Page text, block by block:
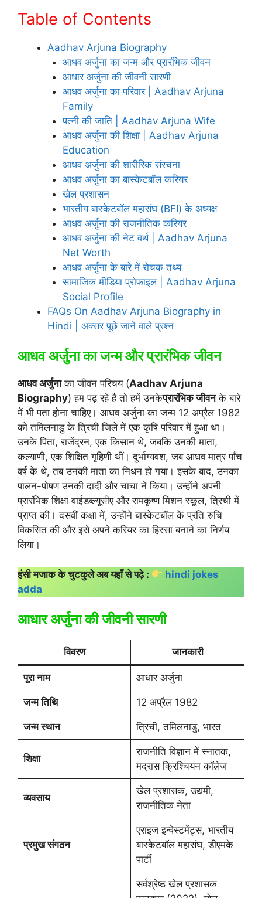
Table of Contents
Aadhav Arjuna Biography
आधव अर्जुना का जन्म और प्रारंभिक जीवन
आधार अर्जुना की जीवनी सारणी
आधव अर्जुना का परिवार | Aadhav Arjuna
Family
पत्नी की जाति | Aadhav Arjuna Wife
आधव अर्जुना की शिक्षा | Aadhav Arjuna
Education
आधव अर्जुना की शारीरिक संरचना
आधव अर्जुना का बास्केटबॉल करियर
खेल प्रशासन
भारतीय बास्केटबॉल महासंघ (BFI) के अध्यक्ष
आधव अर्जुना की राजनीतिक करियर
आधव अर्जुना की नेट वर्थ | Aadhav Arjuna
Net Worth
आधव अर्जुना के बारे में रोचक तथ्य
सामाजिक मीडिया प्रोफाइल | Aadhav Arjuna
Social Profile
FAQs On Aadhav Arjuna Biography in
Hindi | अक्सर पूछे जाने वाले प्रश्न
आधव अर्जुना का जन्म और प्रारंभिक जीवन
आधव अर्जुनाका जीवन परिचय (Aadhav Arjuna
Biography) हम पढ़ रहे है तो हमें उनकेप्रारंभिक जीवनके बारे
में भी पता होना चाहिए। आधव अर्जुना का जन्म 12 अप्रैल 1982
को तमिलनाडु के त्रिची जिले में एक कृषि परिवार में हुआ था।
उनके पिता, राजेंद्रन, एक किसान थे, जबकि उनकी माता,
कल्याणी, एक शिक्षित गृहिणी थीं। दुर्भाग्यवश, जब आधव मात्र पाँच
वर्ष के थे, तब उनकी माता का निधन हो गया। इसके बाद, उनका
पालन-पोषण उनकी दादी और चाचा ने किया। उन्होंने अपनी
प्रारंभिक शिक्षा वाईडब्ल्यूसीए और रामकृष्ण मिशन स्कूल, त्रिची में
प्राप्त की। दसवीं कक्षा में, उन्होंने बास्केटबॉल के प्रति रुचि
विकसित की और इसे अपने करियर का हिस्सा बनाने का निर्णय
लिया।
हंसी मजाक के चुटकुले अब यहाँ से पढ़े :
hindi jokes
adda
आधार अर्जुना की जीवनी सारणी
विवरण जानकारी
पूरा नाम आधार अर्जुना
जन्म तिथि 12 अप्रैल 1982
जन्म स्थान त्रिची, तमिलनाडु, भारत
शिक्षा
राजनीति विज्ञान में स्नातक,
मद्रास क्रिश्चियन कॉलेज
व्यवसाय
खेल प्रशासक, उद्यमी,
राजनीतिक नेता
प्रमुख संगठन
एराइज इन्वेस्टमेंट्स, भारतीय
बास्केटबॉल महासंघ, डीएमके
पार्टी
सर्वश्रेष्ठ खेल प्रशासक